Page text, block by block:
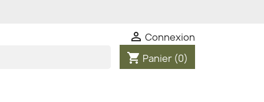
 Connexion
shopping_cart Panier (0)